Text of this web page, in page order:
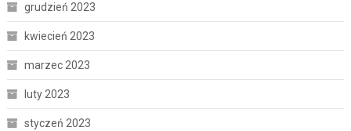
grudzień 2023
kwiecień 2023
marzec 2023
luty 2023
styczeń 2023